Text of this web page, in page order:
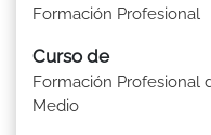
Formación Profesional
Curso de
Formación Profesional
Medio